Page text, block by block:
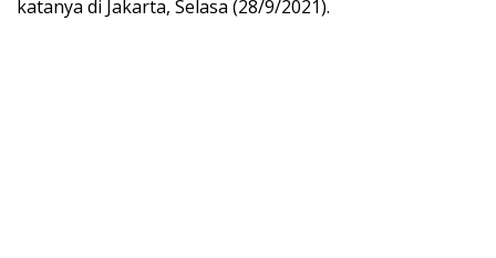
katanya di Jakarta, Selasa (28/9/2021).